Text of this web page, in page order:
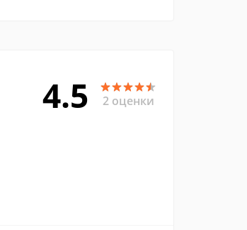
4.5 2 оценки